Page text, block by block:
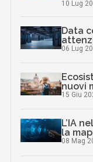
10 Lug
Data
06 Lug
nuovi
15 Giu
L’IA
la
08 Mag